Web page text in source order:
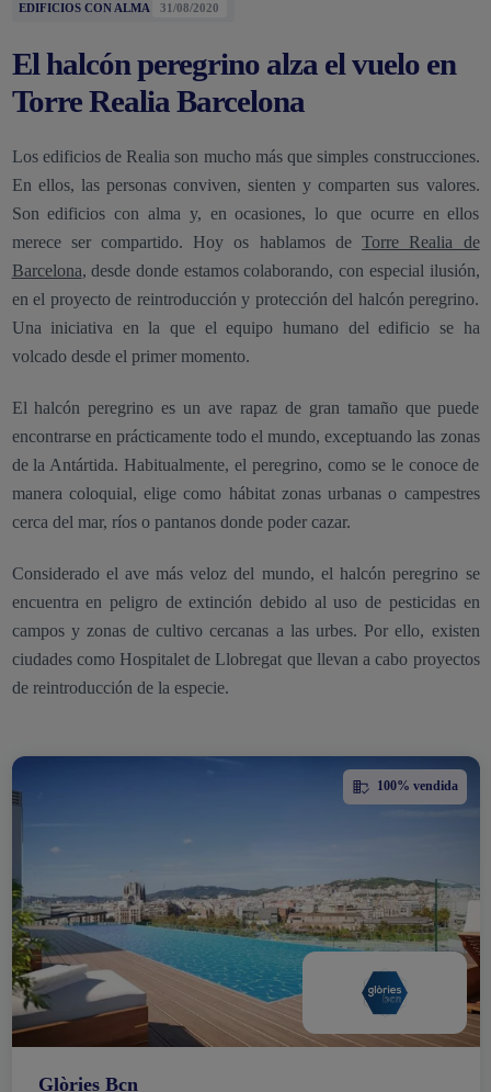
EDIFICIOS CON ALMA 31/08/2020
El halcón peregrino alza el vuelo en
Torre Realia Barcelona
Los edificios de Realia son mucho más que simples construcciones.
En ellos, las personas conviven, sienten y comparten sus valores.
Son edificios con alma y, en ocasiones, lo que ocurre en ellos
merece ser compartido. Hoy os hablamos deTorre Realia de
Barcelona, desde donde estamos colaborando, con especial ilusión,
en el proyecto de reintroducción y protección del halcón peregrino.
Una iniciativa en la que el equipo humano del edificio se ha
volcado desde el primer momento.
El halcón peregrino es un ave rapaz de gran tamaño que puede
encontrarse en prácticamente todo el mundo, exceptuando las zonas
de la Antártida. Habitualmente, el peregrino, como se le conoce de
manera coloquial, elige como hábitat zonas urbanas o campestres
cerca del mar, ríos o pantanos donde poder cazar.
Considerado el ave más veloz del mundo, el halcón peregrino se
encuentra en peligro de extinción debido al uso de pesticidas en
campos y zonas de cultivo cercanas a las urbes. Por ello, existen
ciudades como Hospitalet de Llobregat que llevan a cabo proyectos
de reintroducción de la especie.
100% vendida
Glòries Bcn